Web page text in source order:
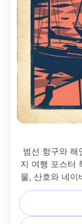
범선 항구와 해
지 여행 포스터
물, 산호와 네이
의 헤드라인 공
그래피 플레이